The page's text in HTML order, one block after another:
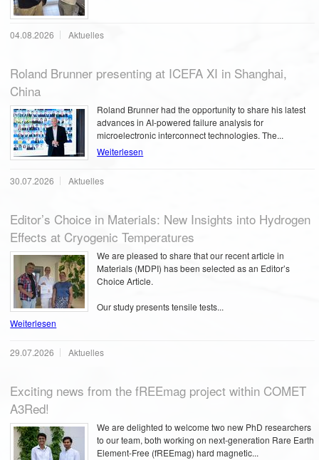
04.08.2026 Aktuelles
Roland Brunner presenting at ICEFA XI in Shanghai,
China
Roland Brunner had the opportunity to share his latest
advances in AI-powered failure analysis for
microelectronic interconnect technologies. The...
Weiterlesen
30.07.2026 Aktuelles
Editor’s Choice in Materials: New Insights into Hydrogen
Effects at Cryogenic Temperatures
We are pleased to share that our recent article in
Materials (MDPI) has been selected as an Editor’s
Choice Article.
Our study presents tensile tests...
Weiterlesen
29.07.2026 Aktuelles
Exciting news from the fREEmag project within COMET
A3Red!
We are delighted to welcome two new PhD researchers
to our team, both working on next-generation Rare Earth
Element-Free (fREEmag) hard magnetic...